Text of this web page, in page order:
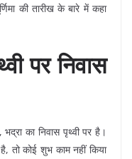
की तारीख के बारे में कहा
पर निवास
का निवास पृथ्वी पर है।
तो कोई शुभ काम नहीं किया